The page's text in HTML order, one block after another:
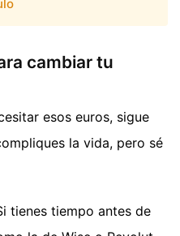
cambiar tu
esos euros, sigue
la vida, pero sé
tienes tiempo antes de